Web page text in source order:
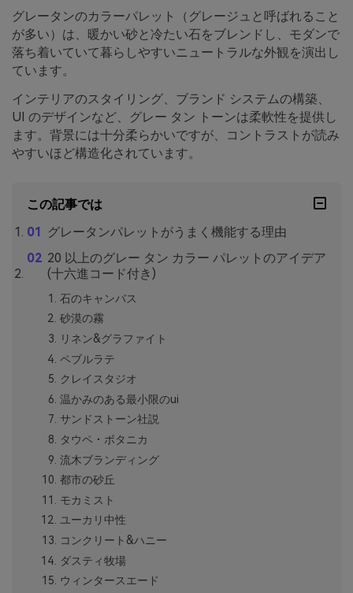
グレータンのカラーパレット（グレージュと呼ばれること
が多い）は、暖かい砂と冷たい石をブレンドし、モダンで
落ち着いていて暮らしやすいニュートラルな外観を演出し
ています。
インテリアのスタイリング、ブランド システムの構築、
UI のデザインなど、グレー タン トーンは柔軟性を提供し
ます。背景には十分柔らかいですが、コントラストが読み
やすいほど構造化されています。
この記事では
グレータンパレットがうまく機能する理由
20 以上のグレー タン カラー パレットのアイデア
(十六進コード付き)
石のキャンバス
砂漠の霧
リネン&グラファイト
ペブルラテ
クレイスタジオ
温かみのある最小限のui
サンドストーン社説
タウペ・ボタニカ
流木ブランディング
都市の砂丘
モカミスト
ユーカリ中性
コンクリート&ハニー
ダスティ牧場
ウィンタースエード